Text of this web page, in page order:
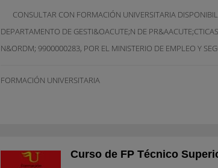
CONSULTAR CON FORMACIÓN UNIVERSITARIA
DEPARTAMENTO DE GESTI&OACUTE;N DE
N&ORDM; 9900000283, POR EL MINISTERIO DE EMPLEO Y
FORMACIÓN UNIVERSITARIA
Curso de FP Técnico